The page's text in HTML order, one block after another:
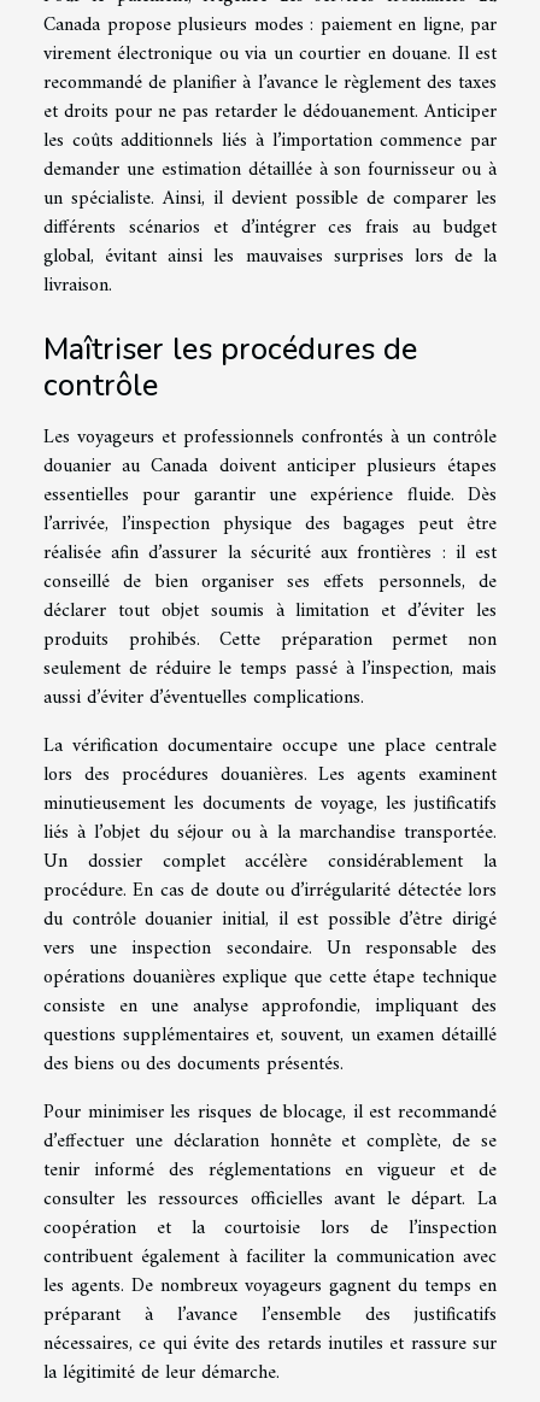
Canada propose plusieurs modes : paiement en ligne, par
virement électronique ou via un courtier en douane. Il est
recommandé de planifier à l’avance le règlement des taxes
et droits pour ne pas retarder le dédouanement. Anticiper
les coûts additionnels liés à l’importation commence par
demander une estimation détaillée à son fournisseur ou à
un spécialiste. Ainsi, il devient possible de comparer les
différents scénarios et d’intégrer ces frais au budget
global, évitant ainsi les mauvaises surprises lors de la
livraison.
Maîtriser les procédures de
contrôle
Les voyageurs et professionnels confrontés à un contrôle
douanier au Canada doivent anticiper plusieurs étapes
essentielles pour garantir une expérience fluide. Dès
l’arrivée, l’inspection physique des bagages peut être
réalisée afin d’assurer la sécurité aux frontières : il est
conseillé de bien organiser ses effets personnels, de
déclarer tout objet soumis à limitation et d’éviter les
produits prohibés. Cette préparation permet non
seulement de réduire le temps passé à l’inspection, mais
aussi d’éviter d’éventuelles complications.
La vérification documentaire occupe une place centrale
lors des procédures douanières. Les agents examinent
minutieusement les documents de voyage, les justificatifs
liés à l’objet du séjour ou à la marchandise transportée.
Un dossier complet accélère considérablement la
procédure. En cas de doute ou d’irrégularité détectée lors
du contrôle douanier initial, il est possible d’être dirigé
vers une inspection secondaire. Un responsable des
opérations douanières explique que cette étape technique
consiste en une analyse approfondie, impliquant des
questions supplémentaires et, souvent, un examen détaillé
des biens ou des documents présentés.
Pour minimiser les risques de blocage, il est recommandé
d’effectuer une déclaration honnête et complète, de se
tenir informé des réglementations en vigueur et de
consulter les ressources officielles avant le départ. La
coopération et la courtoisie lors de l’inspection
contribuent également à faciliter la communication avec
les agents. De nombreux voyageurs gagnent du temps en
préparant à l’avance l’ensemble des justificatifs
nécessaires, ce qui évite des retards inutiles et rassure sur
la légitimité de leur démarche.